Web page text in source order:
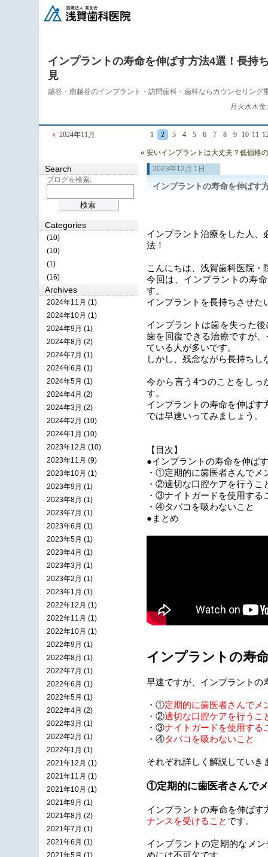
インプラントの寿命を伸ばす方法4選！長持
見
越谷・南越谷のインプラント・訪問歯科・歯科ならカウンセリング
« 2024年11月 1 2 3 4 5 6 7 8 9 10 11
« 安いインプラントは大丈夫？低価格
2023年12月 1日
インプラントの寿命を伸ばす
インプラント治療をした人、
法！
こんにちは、浅賀歯科医院・
今回は、インプラントの寿
す。
インプラントを長持ちさせた
インプラントは歯を失った
歯を回復できる治療ですが
ている人が多いです。
しかし、残念ながら長持ちし
今から言う4つのことをしっ
す。
インプラントの寿命を伸ばす
では早速いってみましょう。
【目次】
●インプラントの寿命を伸ば
・①定期的に歯医者さんでメ
・②適切な口腔ケアを行うこ
・③ナイトガードを使用する
・④タバコを吸わないこと
●まとめ
インプラントの寿
早速ですが、インプラントの
・①定期的に歯医者さんでメ
・②適切な口腔ケアを行うこ
・③ナイトガードを使用する
・④タバコを吸わないこと
それぞれ詳しく解説していき
①定期的に歯医者さんで
インプラントの寿命を伸ばす
ナンスを受けること です。
インプラントの定期的なメ
Search
ブログを検索:
Categories
(10)
(10)
(1)
(16)
Archives
2024年11月 (1)
2024年10月 (1)
2024年9月 (1)
2024年8月 (2)
2024年7月 (1)
2024年6月 (1)
2024年5月 (1)
2024年4月 (2)
2024年3月 (2)
2024年2月 (10)
2024年1月 (10)
2023年12月 (10)
2023年11月 (9)
2023年10月 (1)
2023年9月 (1)
2023年8月 (1)
2023年7月 (1)
2023年6月 (1)
2023年5月 (1)
2023年4月 (1)
2023年3月 (1)
2023年2月 (1)
2023年1月 (1)
2022年12月 (1)
2022年11月 (1)
2022年10月 (1)
2022年9月 (1)
2022年8月 (1)
2022年7月 (1)
2022年6月 (1)
2022年5月 (1)
2022年4月 (2)
2022年3月 (1)
2022年2月 (1)
2022年1月 (1)
2021年12月 (1)
2021年11月 (1)
2021年10月 (1)
2021年9月 (1)
2021年8月 (2)
2021年7月 (1)
2021年6月 (1)
2021年5月 (1)